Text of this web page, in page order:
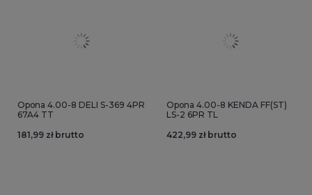
Opona 4.00-8 DELI S-369 4PR
67A4 TT
181,99 zł brutto
Opona 4.00-8 KENDA FF(ST)
LS-2 6PR TL
422,99 zł brutto